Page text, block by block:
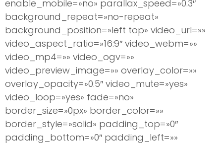
enable_mobile=»no» parallax_speed=»0.3″
background_repeat=»no-repeat»
background_position=»left top» video_url=»»
video_aspect_ratio=»16:9″ video_webm=»»
video_mp4=»» video_ogv=»»
video_preview_image=»» overlay_color=»»
overlay_opacity=»0.5″ video_mute=»yes»
video_loop=»yes» fade=»no»
border_size=»0px» border_color=»»
border_style=»solid» padding_top=»0″
padding_bottom=»0″ padding_left=»»